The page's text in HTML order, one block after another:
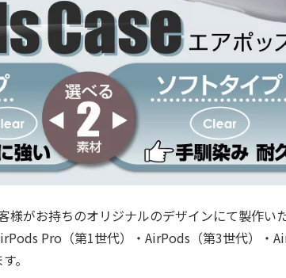
がお持ちのオリジナルのデザインにて製作いた
Pro（第1世代）・AirPods（第3世代）・
。